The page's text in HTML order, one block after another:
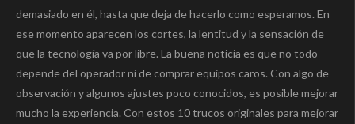
demasiado en él, hasta que deja de hacerlo como esperamos. En
ese momento aparecen los cortes, la lentitud y la sensación de
que la tecnología va por libre. La buena noticia es que no todo
depende del operador ni de comprar equipos caros. Con algo de
observación y algunos ajustes poco conocidos, es posible mejorar
mucho la experiencia. Con estos 10 trucos originales para mejorar